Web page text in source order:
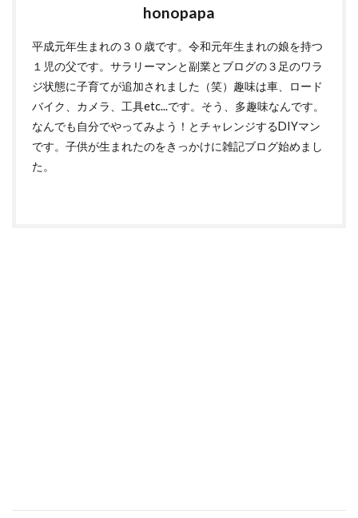
honopapa
平成元年生まれの３０歳です。令和元年生まれの娘を持つ
１児の父です。サラリーマンと副業とブログの３足のワラ
ジ状態に子育てが追加されました（笑）趣味は車、ロード
バイク、カメラ、工具etc...です。そう、多趣味なんです。
なんでも自分でやってみよう！とチャレンジするDIYマン
です。子供が生まれたのをきっかけに雑記ブログ始めまし
た。